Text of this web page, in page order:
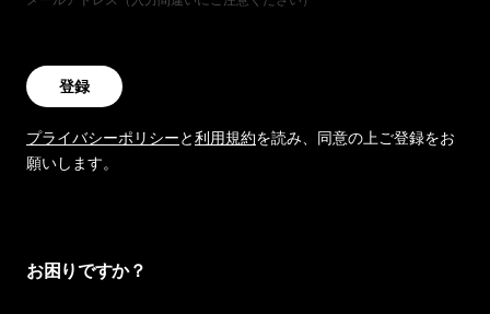
登録
プライバシーポリシーと利用規約を読み、同意の上ご登録をお
願いします。
お困りですか？